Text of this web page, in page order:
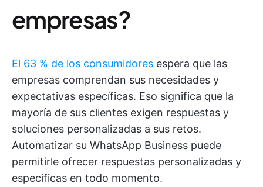
empresas?
El 63 % de los consumidores espera que las
empresas comprendan sus necesidades y
expectativas específicas. Eso significa que la
mayoría de sus clientes exigen respuestas y
soluciones personalizadas a sus retos.
Automatizar su WhatsApp Business puede
permitirle ofrecer respuestas personalizadas y
específicas en todo momento.